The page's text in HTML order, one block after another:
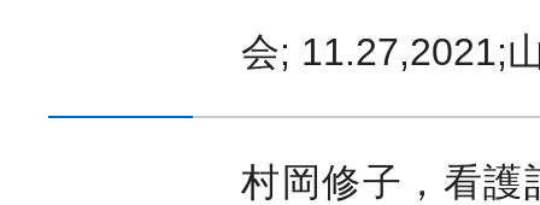
会; 11.27,2021;
村岡修子，看護